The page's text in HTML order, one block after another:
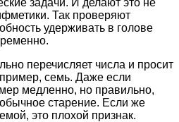
задачи. И делают это не
Так проверяют
удерживать в голове
перечисляет числа и просит
семь. Даже если
медленно, но правильно,
старение. Если же
это плохой признак.